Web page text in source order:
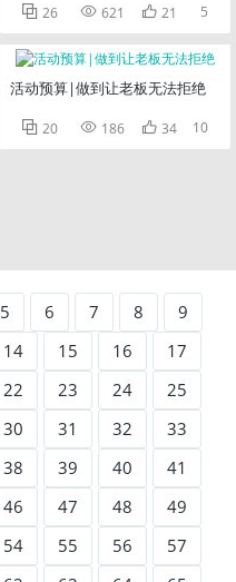
 26  621  21 5
活动预算|做到让老板无法拒绝
 20  186  34 10
5 6 7 8
9
14 15 16
17
22 23 24
25
30 31 32
33
38 39 40
41
46 47 48
49
54 55 56
57